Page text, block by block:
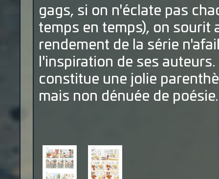
gags, si on n'éclate pas
temps en temps), on sourit
rendement de la série
l'inspiration de ses
constitue une jolie
mais non dénuée de